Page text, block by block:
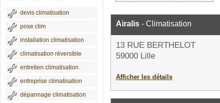
devis climatisation
pose clim
installation climatisation
climatisation réversible
entretien climatisation
entreprise climatisation
dépannage climatisation
Airalis - Climatisation
13 RUE BERTHELOT
59000 Lille
Afficher les détails